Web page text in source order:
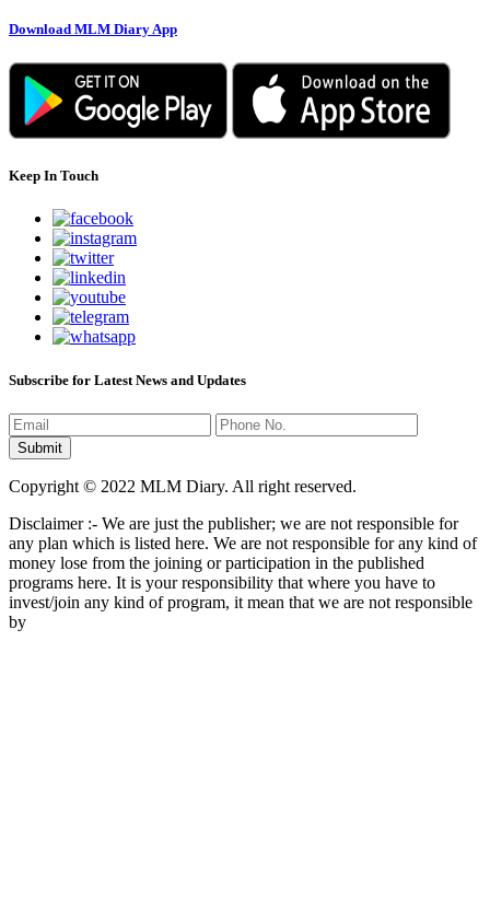
Download MLM Diary App
Keep In Touch
Subscribe for Latest News and Updates
Copyright © 2022 MLM Diary. All right reserved.
Disclaimer :- We are just the publisher; we are not responsible for
any plan which is listed here. We are not responsible for any kind of
money lose from the joining or participation in the published
programs here. It is your responsibility that where you have to
invest/join any kind of program, it mean that we are not responsible
by